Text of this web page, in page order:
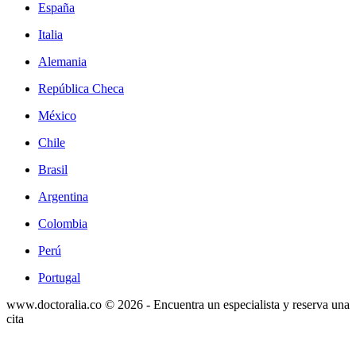
España
Italia
Alemania
República Checa
México
Chile
Brasil
Argentina
Colombia
Perú
Portugal
www.doctoralia.co © 2026 - Encuentra un especialista y reserva una
cita